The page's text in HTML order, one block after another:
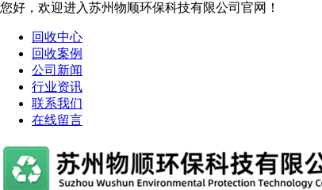
您好，欢迎进入苏州物顺环保科技有限公司官网！
回收中心
回收案例
公司新闻
行业资讯
联系我们
在线留言